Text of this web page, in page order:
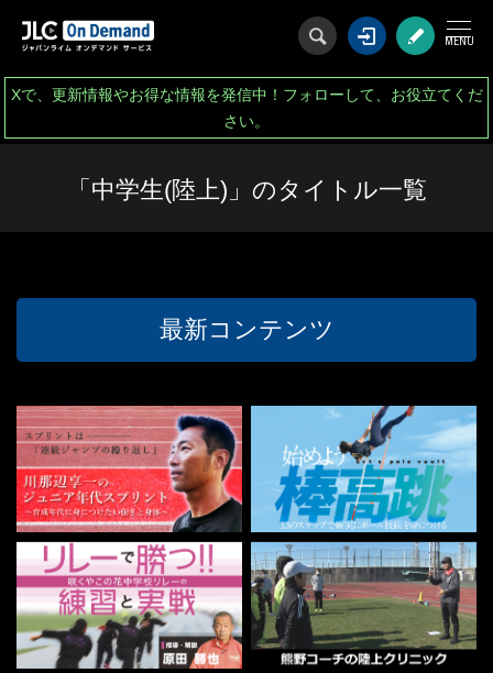
ログイン会
Xで、更新情報やお得な情報を発信中！フォローして、お役立てくだ
さい。
「中学生(陸上)」のタイトル一覧
最新コンテンツ